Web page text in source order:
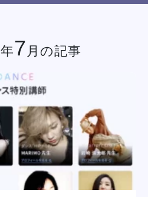
年7 月の記事